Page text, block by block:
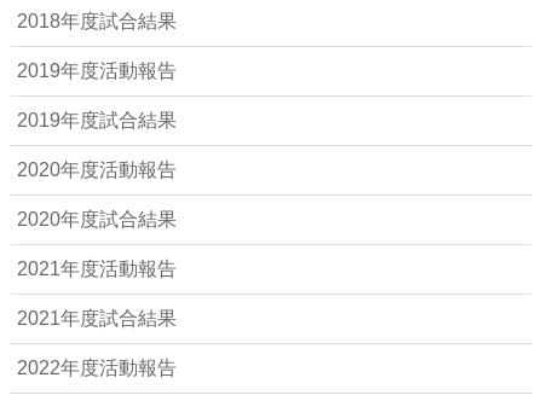
2018年度試合結果
2019年度活動報告
2019年度試合結果
2020年度活動報告
2020年度試合結果
2021年度活動報告
2021年度試合結果
2022年度活動報告